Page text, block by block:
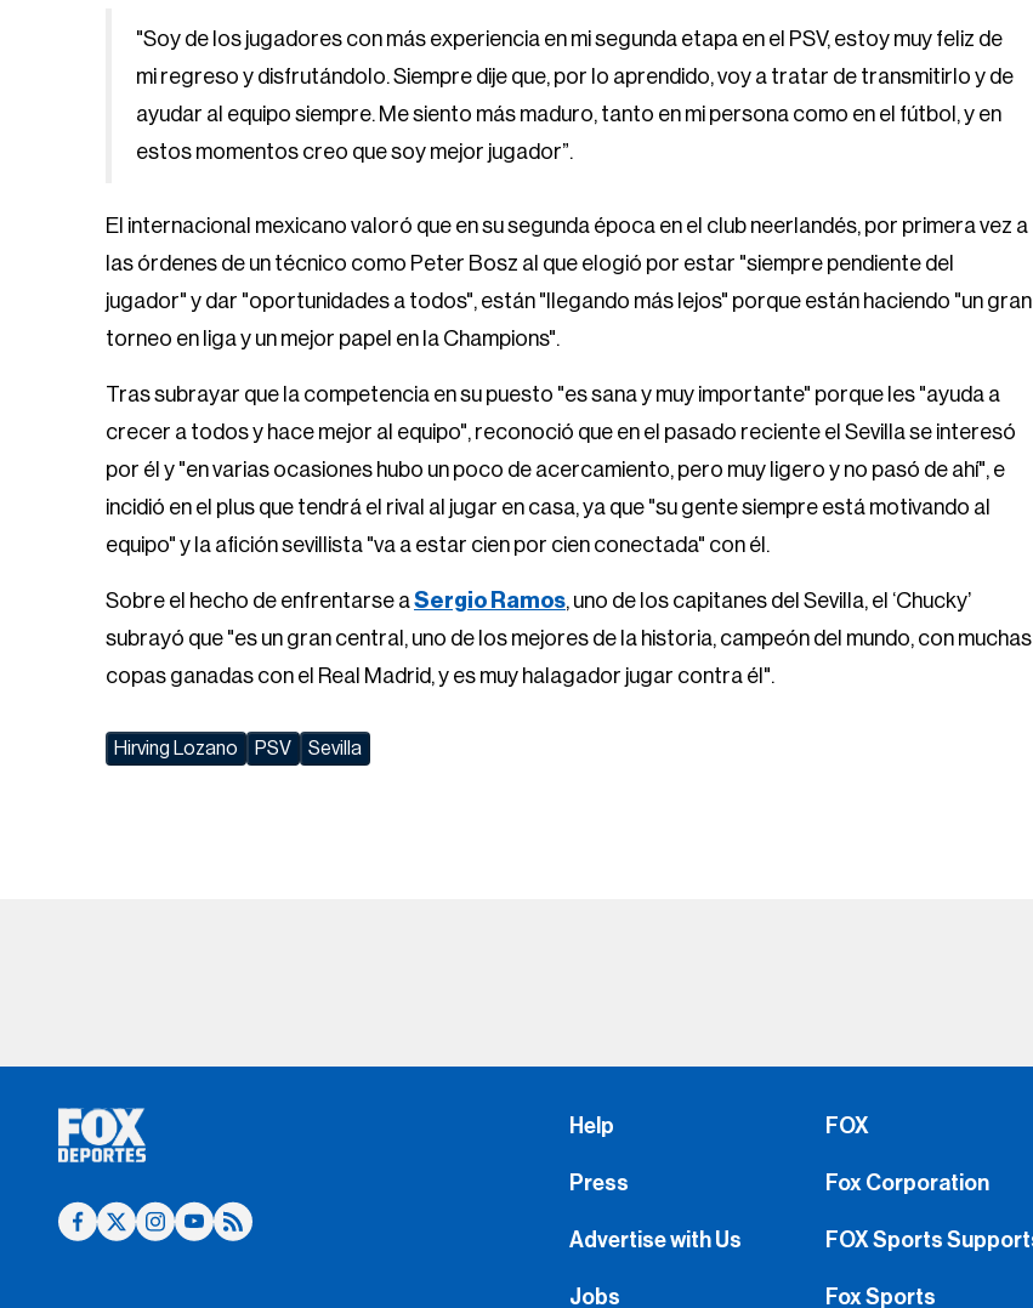
"Soy de los jugadores con más experiencia en mi segunda etapa en el PSV, estoy muy feliz de
mi regreso y disfrutándolo. Siempre dije que, por lo aprendido, voy a tratar de transmitirlo y de
ayudar al equipo siempre. Me siento más maduro, tanto en mi persona como en el fútbol, y en
estos momentos creo que soy mejor jugador”.
El internacional mexicano valoró que en su segunda época en el club neerlandés, por primera vez a
las órdenes de un técnico como Peter Bosz al que elogió por estar "siempre pendiente del
jugador" y dar "oportunidades a todos", están "llegando más lejos" porque están haciendo "un gran
torneo en liga y un mejor papel en la Champions".
Tras subrayar que la competencia en su puesto "es sana y muy importante" porque les "ayuda a
crecer a todos y hace mejor al equipo", reconoció que en el pasado reciente el Sevilla se interesó
por él y "en varias ocasiones hubo un poco de acercamiento, pero muy ligero y no pasó de ahí", e
incidió en el plus que tendrá el rival al jugar en casa, ya que "su gente siempre está motivando al
equipo" y la afición sevillista "va a estar cien por cien conectada" con él.
Sobre el hecho de enfrentarse aSergio Ramos, uno de los capitanes del Sevilla, el ‘Chucky’
subrayó que "es un gran central, uno de los mejores de la historia, campeón del mundo, con muchas
copas ganadas con el Real Madrid, y es muy halagador jugar contra él".
Hirving Lozano PSV Sevilla
Press
Advertise with Us
Jobs
FS1
Fox Corporation
FOX Sports Supports
Fox Sports